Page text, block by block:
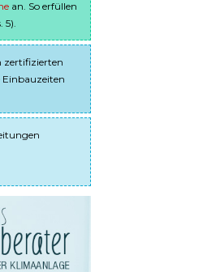
an. So erfüllen
zertifizierten
Einbauzeiten